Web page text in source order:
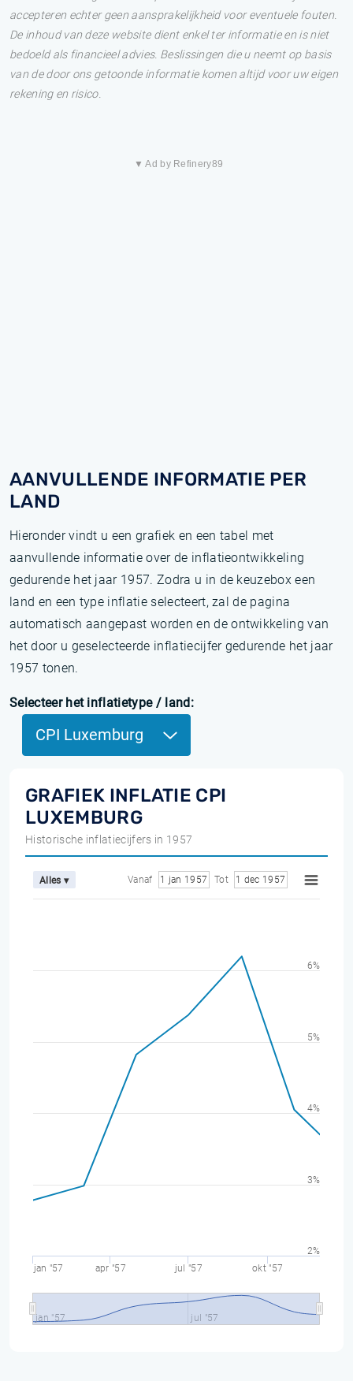
accepteren echter geen aansprakelijkheid voor eventuele fouten.
De inhoud van deze website dient enkel ter informatie en is niet
bedoeld als financieel advies. Beslissingen die u neemt op basis
van de door ons getoonde informatie komen altijd voor uw eigen
rekening en risico.
▼ Ad by Refinery89
AANVULLENDE INFORMATIE PER
LAND
Hieronder vindt u een grafiek en een tabel met
aanvullende informatie over de inflatieontwikkeling
gedurende het jaar 1957. Zodra u in de keuzebox een
land en een type inflatie selecteert, zal de pagina
automatisch aangepast worden en de ontwikkeling van
het door u geselecteerde inflatiecijfer gedurende het jaar
1957 tonen.
Selecteer het inflatietype / land:
CPI Luxemburg
GRAFIEK INFLATIE CPI
LUXEMBURG
Historische inflatiecijfers in 1957
Alles ▾ Vanaf 1 jan 1957 Tot 1 dec 1957
jan "57 apr "57 jul "57 okt "57
jan "57 jul "57
2%
3%
4%
5%
6%